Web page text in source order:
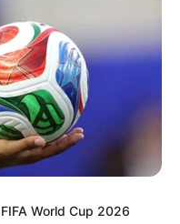
Death: Makes You
World Cup 2026